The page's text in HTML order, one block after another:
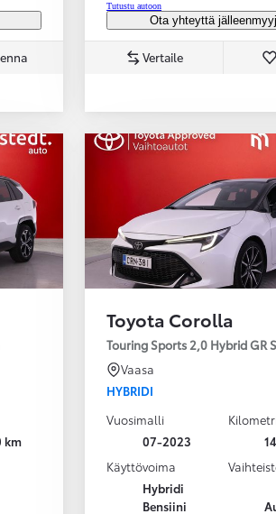
Tutustu autoon
Ota yhteyttä
Vertaile
km
Toyota Corolla
Touring Sports 2,0 Hybrid GR
Vaasa
HYBRIDI
Vuosimalli
07-2023
Käyttövoima
Hybridi
Bensiini